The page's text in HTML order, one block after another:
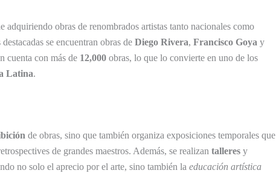
adquiriendo obras de renombrados artistas tanto nacionales como
se encuentran obras de Diego Rivera, Francisco Goya y
cuenta con más de 12,000 obras, lo que lo convierte en uno de los
Latina.
de obras, sino que también organiza exposiciones temporales que
de grandes maestros. Además, se realizan talleres y
no solo el aprecio por el arte, sino también la educación artística